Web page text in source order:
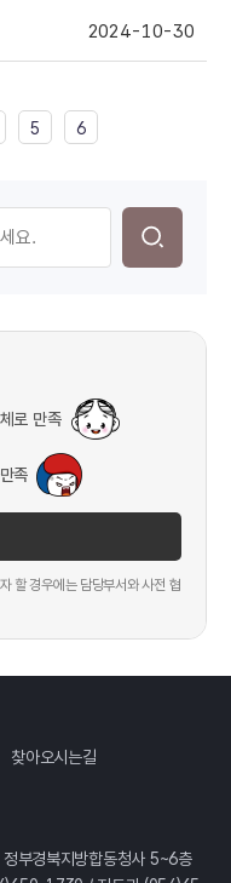
2024-10-30
5 6
로 만족
족
할 경우에는 담당부서와 사전 협
찾아오시는길
부경북지방합동청사 5~6층